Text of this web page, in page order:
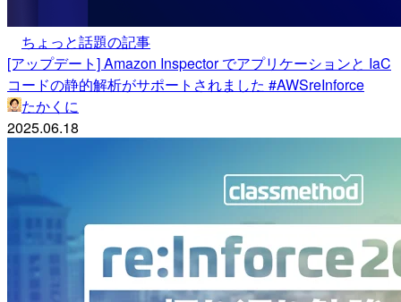
ちょっと話題の記事
[アップデート] Amazon Inspector でアプリケーションと IaC
コードの静的解析がサポートされました #AWSreInforce
たかくに
2025.06.18